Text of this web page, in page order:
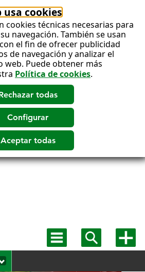
usa cookies
cookies técnicas necesarias para
navegación. También se usan
el fin de ofrecer publicidad
de navegación y analizar el
Puede obtener más
Política de cookies.
Mostrar
menú
Mostrar
buscadormás